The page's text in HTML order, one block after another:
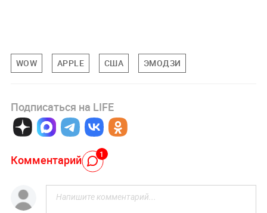
WOW APPLE США ЭМОДЗИ
Подписаться на LIFE
Комментарий 1